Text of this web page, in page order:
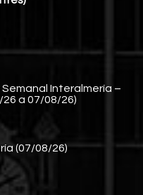
Interalmería –
a 07/08/26)
(07/08/26)